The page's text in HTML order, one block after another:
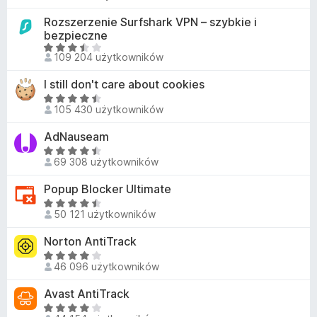
4
,
2
5
e
n
a
:
,
2
5
Rozszerzenie Surfshark VPN – szybkie i
bezpieczne
O
c
e
n
a
3
,
6
/
5
109 204 użytkowników
I still don't care about cookies
O
c
e
n
a
4
,
6
5
105 430 użytkowników
AdNauseam
O
c
e
n
a
4
,
7
5
69 308 użytkowników
Popup Blocker Ultimate
O
c
e
n
a
4
,
50 121 użytkowników
Norton AntiTrack
O
c
e
n
46 096 użytkowników
Avast AntiTrack
O